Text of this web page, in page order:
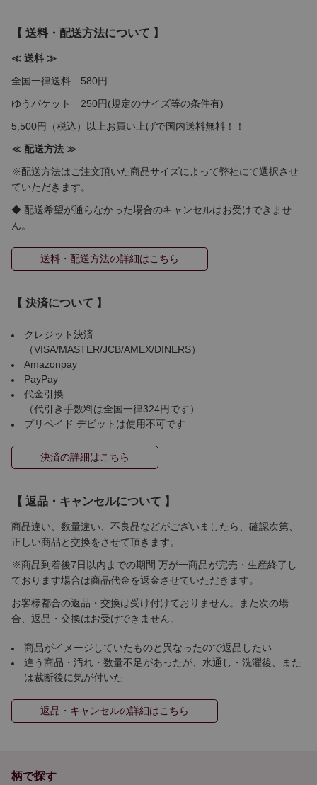
【 送料・配送方法について 】
≪ 送料 ≫
全国一律送料 580円
ゆうパケット 250円(規定のサイズ等の条件有)
5,500円（税込）以上お買い上げで国内送料無料！！
≪ 配送方法 ≫
※配送方法はご注文頂いた商品サイズによって弊社にて選択させ
ていただきます。
◆ 配送希望が通らなかった場合のキャンセルはお受けできませ
ん。
送料・配送方法の詳細はこちら
【 決済について 】
クレジット決済
（VISA/MASTER/JCB/AMEX/DINERS）
Amazonpay
PayPay
代金引換
（代引き手数料は全国一律324円です）
プリペイド デビットは使用不可です
決済の詳細はこちら
【 返品・キャンセルについて 】
商品違い、数量違い、不良品などがございましたら、確認次第、
正しい商品と交換をさせて頂きます。
※商品到着後7日以内までの期間 万が一商品が完売・生産終了し
ております場合は商品代金を返金させていただきます。
お客様都合の返品・交換は受け付けておりません。また次の場
合、返品・交換はお受けできません。
商品がイメージしていたものと異なったので返品したい
違う商品・汚れ・数量不足があったが、水通し・洗濯後、また
は裁断後に気が付いた
返品・キャンセルの詳細はこちら
柄で探す